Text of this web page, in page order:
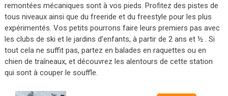
remontées mécaniques sont à vos pieds. Profitez des pistes de
tous niveaux ainsi que du freeride et du freestyle pour les plus
expérimentés. Vos petits pourrons faire leurs premiers pas avec
les clubs de ski et le jardins d’enfants, à partir de 2 ans et ½ . Si
tout cela ne suffit pas, partez en balades en raquettes ou en
chien de traîneaux, et découvrez les alentours de cette station
qui sont à couper le souffle.